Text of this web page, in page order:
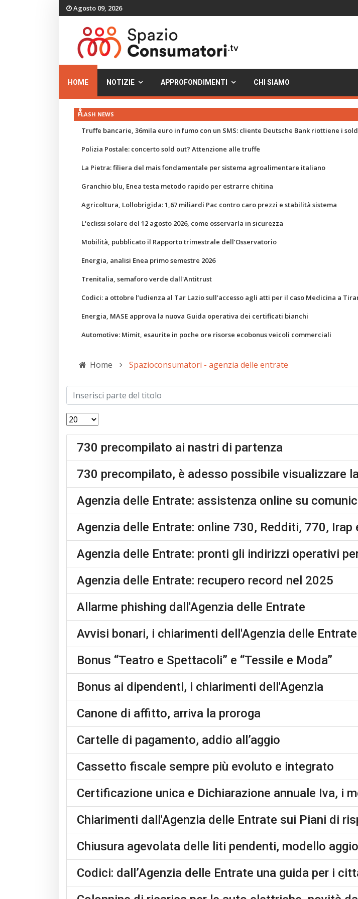
Agosto 09, 2026
HOME NOTIZIE APPROFONDIMENTI CHI SIAMO
FLASH NEWS
Truffe bancarie, 36mila euro in fumo con un SMS: cliente Deutsche Bank riottiene i
Polizia Postale: concerto sold out? Attenzione alle truffe
La Pietra: filiera del mais fondamentale per sistema agroalimentare italiano
Granchio blu, Enea testa metodo rapido per estrarre chitina
Agricoltura, Lollobrigida: 1,67 miliardi Pac contro caro prezzi e stabilità sistema
L'eclissi solare del 12 agosto 2026, come osservarla in sicurezza
Mobilità, pubblicato il Rapporto trimestrale dell’Osservatorio
Energia, analisi Enea primo semestre 2026
Trenitalia, semaforo verde dall'Antitrust
Codici: a ottobre l’udienza al Tar Lazio sull’accesso agli atti per il caso Medicina a
Energia, MASE approva la nuova Guida operativa dei certificati bianchi
Automotive: Mimit, esaurite in poche ore risorse ecobonus veicoli commerciali
Home Spazioconsumatori - agenzia delle entrate
730 precompilato ai nastri di partenza
730 precompilato, è adesso possibile visualizzare
Agenzia delle Entrate: assistenza online su
Agenzia delle Entrate: online 730, Redditi, 770, Irap
Agenzia delle Entrate: pronti gli indirizzi operativi
Agenzia delle Entrate: recupero record nel 2025
Allarme phishing dall'Agenzia delle Entrate
Avvisi bonari, i chiarimenti dell'Agenzia delle Entrate
Bonus “Teatro e Spettacoli” e “Tessile e Moda”
Bonus ai dipendenti, i chiarimenti dell'Agenzia
Canone di affitto, arriva la proroga
Cartelle di pagamento, addio all’aggio
Cassetto fiscale sempre più evoluto e integrato
Certificazione unica e Dichiarazione annuale Iva, i
Chiarimenti dall'Agenzia delle Entrate sui Piani di
Chiusura agevolata delle liti pendenti, modello
Codici: dall’Agenzia delle Entrate una guida per i